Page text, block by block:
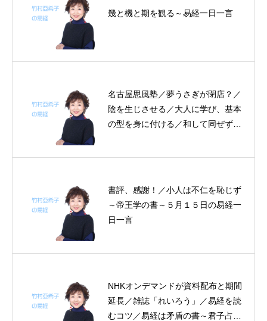
幾と機と期を観る～易経一日一言
名古屋思風塾／夢うさぎが閉店？／
陰を生じさせる／大人に学び、基本
の型を身に付ける／和して同ぜず～
書評、感謝！／小人は不仁を恥じず
～帝王学の書～５月１５日の易経一
日一言
NHKオンデマンドが資料配布と期間
延長／雑誌「れいろう」／易経を読
むコツ／易経は矛盾の書～君子占わ